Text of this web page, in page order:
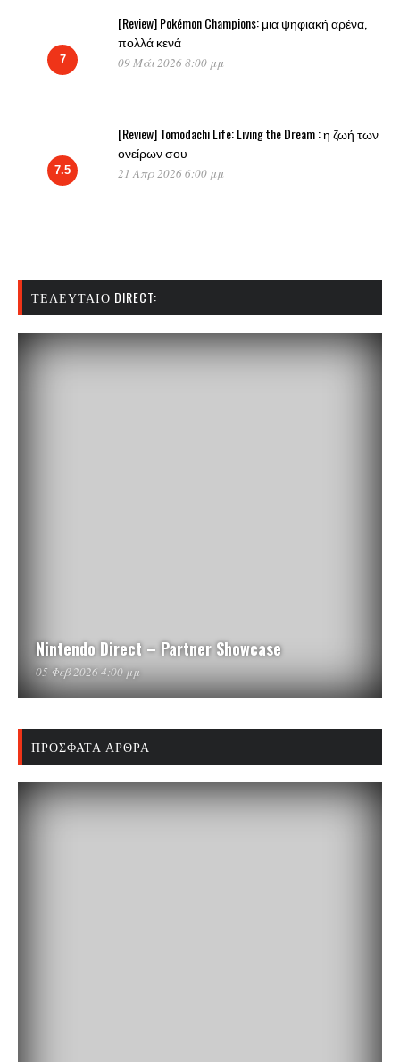
7
[Review] Pokémon Champions: μια ψηφιακή αρένα,
πολλά κενά
09 Μάι 2026 8:00 μμ
7.5
[Review] Tomodachi Life: Living the Dream : η ζωή των
ονείρων σου
21 Απρ 2026 6:00 μμ
ΤΕΛΕΥΤΑΊΟ DIRECT:
Nintendo Direct – Partner Showcase
05 Φεβ 2026 4:00 μμ
ΠΡΌΣΦΑΤΑ ΆΡΘΡΑ